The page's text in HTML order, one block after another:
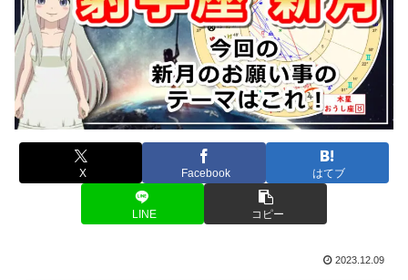
X Facebook はてブ
LINE コピー
2023.12.09